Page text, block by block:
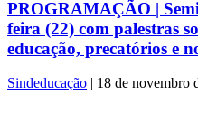
PROGRAMAÇÃO |
feira (22) com palestras
educação, precatórios e
Sindeducação | 18 de novembro